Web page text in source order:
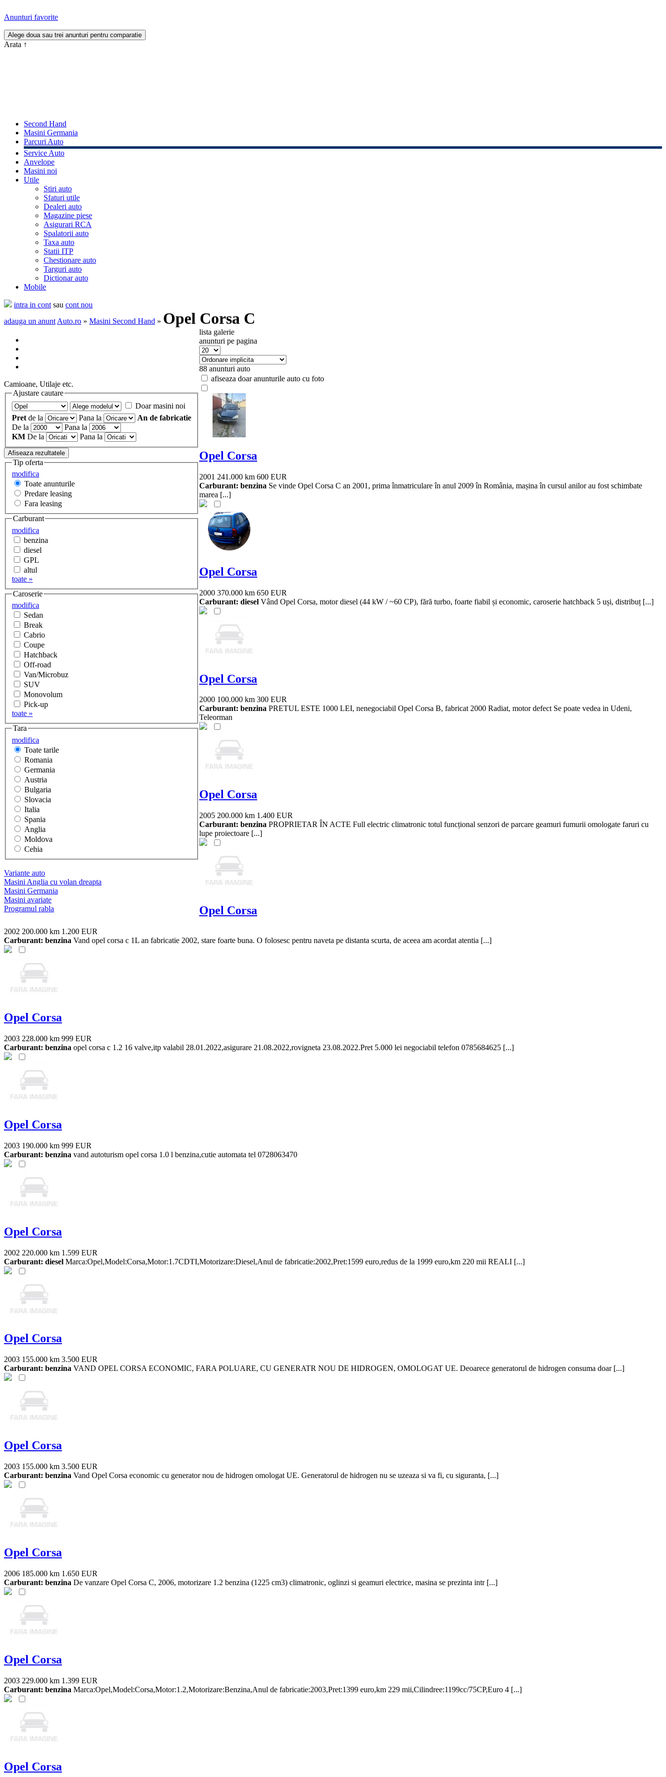
Anunturi favorite
Arata ↑
Second Hand
Masini Germania
Parcuri Auto
Service Auto
Anvelope
Masini noi
Utile
Stiri auto
Sfaturi utile
Dealeri auto
Magazine piese
Asigurari RCA
Spalatorii auto
Taxa auto
Statii ITP
Chestionare auto
Targuri auto
Dictionar auto
Mobile
intra in cont sau cont nou
adauga un anunt Auto.ro » Masini Second Hand » Opel Corsa C
Camioane, Utilaje etc.
Ajustare cautare
Doar masini noi
Pret de la Pana la
An de fabricatie
De la
Pana la
KM De la Pana la
modifica
Tip oferta
Toate anunturile
Predare leasing
Fara leasing
modifica
Carburant
benzina
diesel
GPL
altul
toate »
modifica
Caroserie
Sedan
Break
Cabrio
Coupe
Hatchback
Off-road
Van/Microbuz
SUV
Monovolum
Pick-up
toate »
modifica
Tara
Toate tarile
Romania
Germania
Austria
Bulgaria
Slovacia
Italia
Spania
Anglia
Moldova
Cehia
Variante auto
Masini Anglia cu volan dreapta
Masini Germania
Masini avariate
Programul rabla
lista galerie
anunturi pe pagina
88 anunturi auto
afiseaza doar anunturile auto cu foto
Opel Corsa
2001 241.000 km 600 EUR
Carburant: benzina Se vinde Opel Corsa C an 2001, prima înmatriculare în anul 2009 în România, mașina în cursul anilor au fost schimbate
marea [...]
Opel Corsa
2000 370.000 km 650 EUR
Carburant: diesel Vând Opel Corsa, motor diesel (44 kW / ~60 CP), fără turbo, foarte fiabil și economic, caroserie hatchback 5 uși, distribuț [...]
Opel Corsa
2000 100.000 km 300 EUR
Carburant: benzina PRETUL ESTE 1000 LEI, nenegociabil Opel Corsa B, fabricat 2000 Radiat, motor defect Se poate vedea in Udeni,
Teleorman
Opel Corsa
2005 200.000 km 1.400 EUR
Carburant: benzina PROPRIETAR ÎN ACTE Full electric climatronic totul funcțional senzori de parcare geamuri fumurii omologate faruri cu
lupe proiectoare [...]
Opel Corsa
2002 200.000 km 1.200 EUR
Carburant: benzina Vand opel corsa c 1L an fabricatie 2002, stare foarte buna. O folosesc pentru naveta pe distanta scurta, de aceea am acordat atentia [...]
Opel Corsa
2003 228.000 km 999 EUR
Carburant: benzina opel corsa c 1.2 16 valve,itp valabil 28.01.2022,asigurare 21.08.2022,rovigneta 23.08.2022.Pret 5.000 lei negociabil telefon 0785684625 [...]
Opel Corsa
2003 190.000 km 999 EUR
Carburant: benzina vand autoturism opel corsa 1.0 l benzina,cutie automata tel 0728063470
Opel Corsa
2002 220.000 km 1.599 EUR
Carburant: diesel Marca:Opel,Model:Corsa,Motor:1.7CDTI,Motorizare:Diesel,Anul de fabricatie:2002,Pret:1599 euro,redus de la 1999 euro,km 220 mii REALI [...]
Opel Corsa
2003 155.000 km 3.500 EUR
Carburant: benzina VAND OPEL CORSA ECONOMIC, FARA POLUARE, CU GENERATR NOU DE HIDROGEN, OMOLOGAT UE. Deoarece generatorul de hidrogen consuma doar [...]
Opel Corsa
2003 155.000 km 3.500 EUR
Carburant: benzina Vand Opel Corsa economic cu generator nou de hidrogen omologat UE. Generatorul de hidrogen nu se uzeaza si va fi, cu siguranta, [...]
Opel Corsa
2006 185.000 km 1.650 EUR
Carburant: benzina De vanzare Opel Corsa C, 2006, motorizare 1.2 benzina (1225 cm3) climatronic, oglinzi si geamuri electrice, masina se prezinta intr [...]
Opel Corsa
2003 229.000 km 1.399 EUR
Carburant: benzina Marca:Opel,Model:Corsa,Motor:1.2,Motorizare:Benzina,Anul de fabricatie:2003,Pret:1399 euro,km 229 mii,Cilindree:1199cc/75CP,Euro 4 [...]
Opel Corsa